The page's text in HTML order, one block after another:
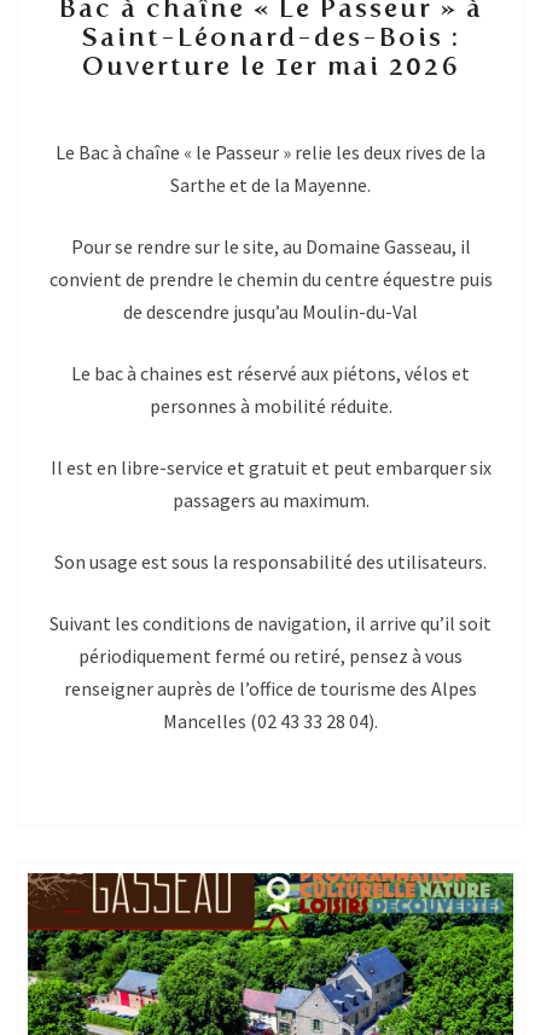
chaîne
« Le
Saint-
des-
:
Ouverture
le
2026
Bac à chaîne « Le Passeur » à
Saint-Léonard-des-Bois :
Ouverture le 1er mai 2026
Le Bac à chaîne « le Passeur » relie les deux rives de la
Sarthe et de la Mayenne.
Pour se rendre sur le site, au Domaine Gasseau, il
convient de prendre le chemin du centre équestre puis
de descendre jusqu’au Moulin-du-Val
Le bac à chaines est réservé aux piétons, vélos et
personnes à mobilité réduite.
Il est en libre-service et gratuit et peut embarquer six
passagers au maximum.
Son usage est sous la responsabilité des utilisateurs.
Suivant les conditions de navigation, il arrive qu’il soit
périodiquement fermé ou retiré, pensez à vous
renseigner auprès de l’office de tourisme des Alpes
Mancelles (02 43 33 28 04).